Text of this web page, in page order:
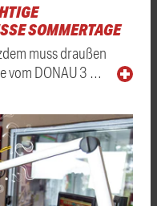
SOMMERTAGE
muss draußen
vom DONAU 3 …